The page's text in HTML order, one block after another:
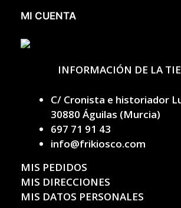
MI CUENTA
INFORMACIÓN DE LA
C/ Cronista e historiador
30880 Águilas (Murcia)
697 71 91 43
info@frikiosco.com
MIS PEDIDOS
MIS DIRECCIONES
MIS DATOS PERSONALES